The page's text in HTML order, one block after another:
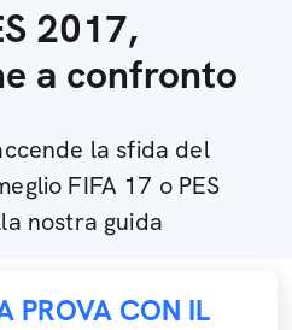
2017,
a confronto
la sfida del
FIFA 17 o PES
nostra guida
PROVA CON IL